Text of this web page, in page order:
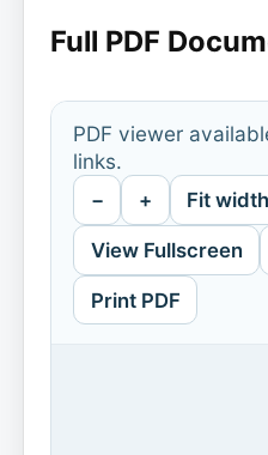
Full PDF
PDF viewer
links.
− + Fit width
View Fullscreen
Print PDF